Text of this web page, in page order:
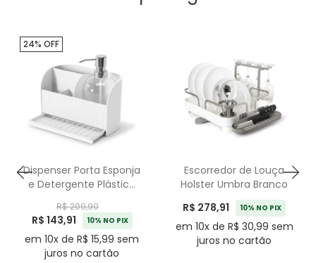
Dispenser Porta Esponja
e Detergente Plástico
R$ 209,90
R$ 143,91 10% NO PIX
em 10x de R$ 15,99 sem
juros no cartão
24% OFF
Escorredor de Louça
Holster Umbra Branco
R$ 278,91
10% NO PIX
em 10x de R$ 30,99 sem
juros no cartão